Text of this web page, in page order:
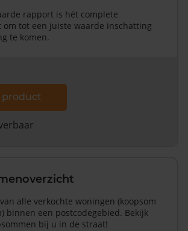
rapport is hét complete
tot een juiste waarde inschatting
te komen.
product
alle verkochte woningen (koopsom
binnen een postcodegebied. Bekijk
bij u in de straat!